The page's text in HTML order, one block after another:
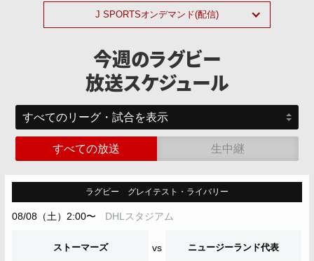
J SPORTSオンデマンド(配信)
今週のラグビー
放送スケジュール
すべての放送 生中継
ラグビー グレイテスト・ライバリー
08/08（土）2:00〜 DHLスタジアム
ストーマーズ vs ニュージーランド代表